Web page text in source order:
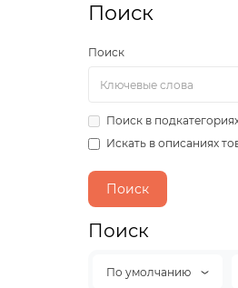
Поиск
Поиск
Поиск в
Искать в описаниях
Поиск
По умолчанию